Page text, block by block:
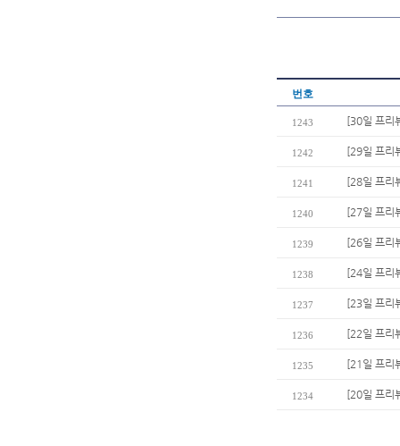
번호
1243 [30일 프리
1242 [29일 프리
1241 [28일 프리
1240 [27일 프리
1239 [26일 프리
1238 [24일 프리
1237 [23일 프리
1236 [22일 프리
1235 [21일 프리
1234 [20일 프리